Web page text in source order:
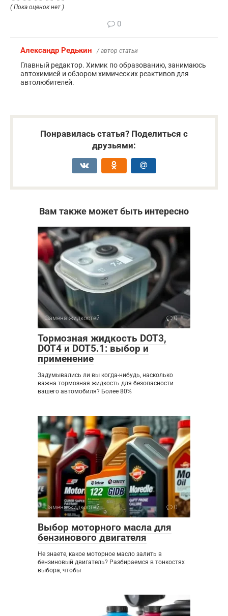
( Пока оценок нет )
0
Александр Редькин / автор статьи
Главный редактор. Химик по образованию, занимаюсь
автохимией и обзором химических реактивов для
автолюбителей.
Понравилась статья? Поделиться с
друзьями:
Вам также может быть интересно
Замена жидкостей 0
Тормозная жидкость DOT3,
DOT4 и DOT5.1: выбор и
применение
Задумывались ли вы когда-нибудь, насколько
важна тормозная жидкость для безопасности
вашего автомобиля? Более 80%
Замена жидкостей 0
Выбор моторного масла для
бензинового двигателя
Не знаете, какое моторное масло залить в
бензиновый двигатель? Разбираемся в тонкостях
выбора, чтобы